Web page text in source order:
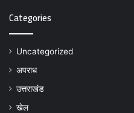
Categories
Uncategorized
अपराध
उत्तराखंड
खेल